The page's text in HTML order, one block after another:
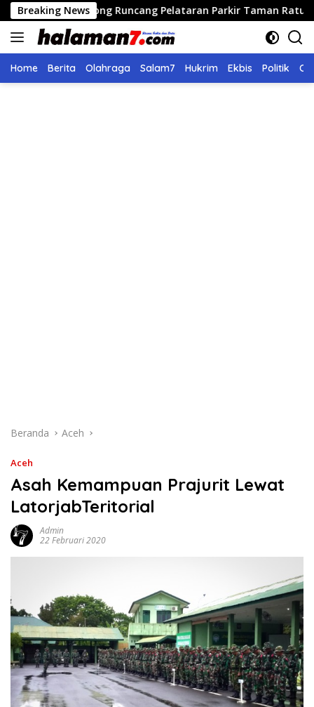
Langsung
ke
konten
Breaking News
Runcang Pelataran Parkir Taman Ratu Safiatuddin
Home Berita Olahraga Salam7 Hukrim Ekbis Politik
Beranda Aceh
Aceh
Asah Kemampuan Prajurit Lewat
LatorjabTeritorial
Admin
22 Februari 2020